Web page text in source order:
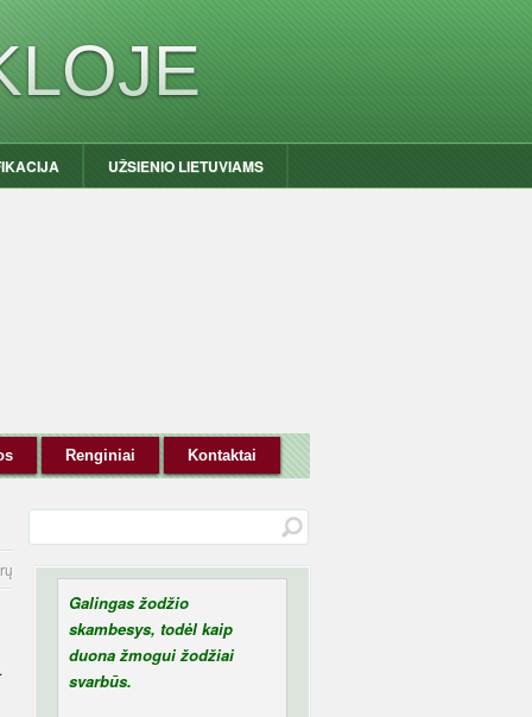
UŽSIENIO LIETUVIAMS
Renginiai Kontaktai
Galingas žodžio
skambesys, todėl kaip
duona žmogui žodžiai
svarbūs.